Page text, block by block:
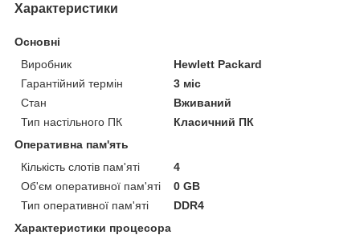
Характеристики
Основні
Виробник
Hewlett Packard
Гарантійний термін
3 міс
Стан
Вживаний
Тип настільного ПК
Класичний ПК
Оперативна пам'ять
Кількість слотів пам'яті
4
Об'єм оперативної пам'яті
0 GB
Тип оперативної пам'яті
DDR4
Характеристики процесора